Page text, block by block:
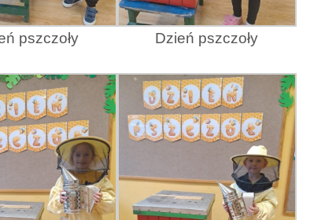
pszczoły Dzień pszczoły